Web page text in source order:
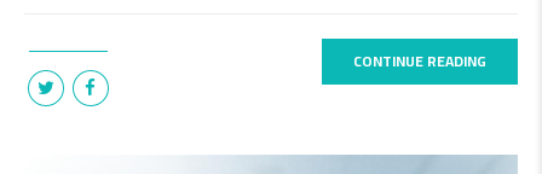
CONTINUE READING